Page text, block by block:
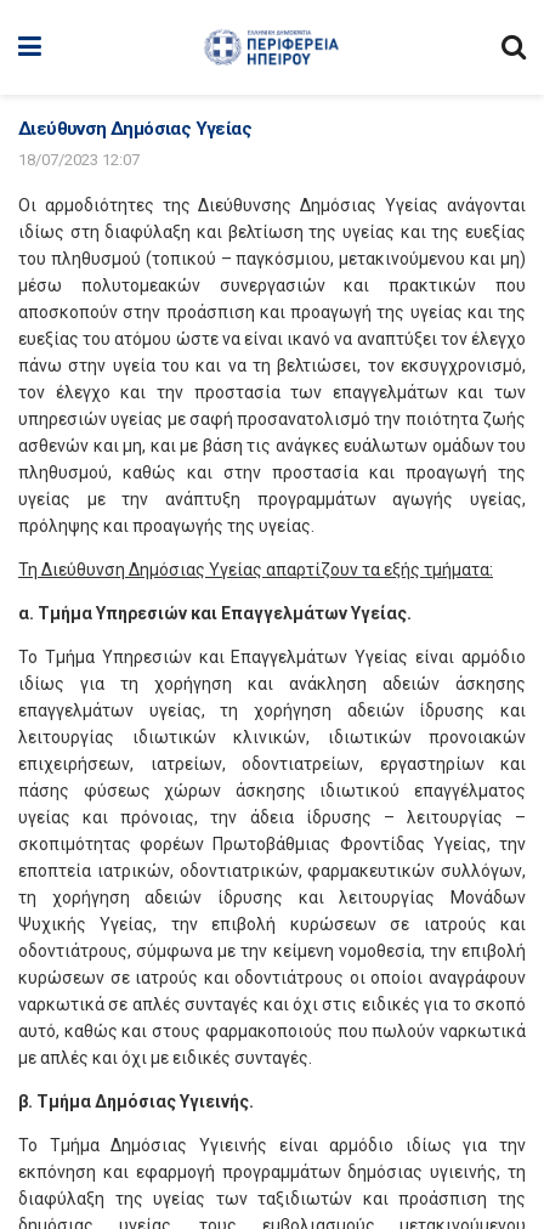
Διεύθυνση Δημόσιας Υγείας
18/07/2023 12:07
Οι αρμοδιότητες της Διεύθυνσης Δημόσιας Υγείας ανάγονται
ιδίως στη διαφύλαξη και βελτίωση της υγείας και της ευεξίας
του πληθυσμού (τοπικού – παγκόσμιου, μετακινούμενου και μη)
μέσω πολυτομεακών συνεργασιών και πρακτικών που
αποσκοπούν στην προάσπιση και προαγωγή της υγείας και της
ευεξίας του ατόμου ώστε να είναι ικανό να αναπτύξει τον έλεγχο
πάνω στην υγεία του και να τη βελτιώσει, τον εκσυγχρονισμό,
τον έλεγχο και την προστασία των επαγγελμάτων και των
υπηρεσιών υγείας με σαφή προσανατολισμό την ποιότητα ζωής
ασθενών και μη, και με βάση τις ανάγκες ευάλωτων ομάδων του
πληθυσμού, καθώς και στην προστασία και προαγωγή της
υγείας με την ανάπτυξη προγραμμάτων αγωγής υγείας,
πρόληψης και προαγωγής της υγείας.
Τη Διεύθυνση Δημόσιας Υγείας απαρτίζουν τα εξής τμήματα:
α. Τμήμα Υπηρεσιών και Επαγγελμάτων Υγείας.
Το Τμήμα Υπηρεσιών και Επαγγελμάτων Υγείας είναι αρμόδιο
ιδίως για τη χορήγηση και ανάκληση αδειών άσκησης
επαγγελμάτων υγείας, τη χορήγηση αδειών ίδρυσης και
λειτουργίας ιδιωτικών κλινικών, ιδιωτικών προνοιακών
επιχειρήσεων, ιατρείων, οδοντιατρείων, εργαστηρίων και
πάσης φύσεως χώρων άσκησης ιδιωτικού επαγγέλματος
υγείας και πρόνοιας, την άδεια ίδρυσης – λειτουργίας –
σκοπιμότητας φορέων Πρωτοβάθμιας Φροντίδας Υγείας, την
εποπτεία ιατρικών, οδοντιατρικών, φαρμακευτικών συλλόγων,
τη χορήγηση αδειών ίδρυσης και λειτουργίας Μονάδων
Ψυχικής Υγείας, την επιβολή κυρώσεων σε ιατρούς και
οδοντιάτρους, σύμφωνα με την κείμενη νομοθεσία, την επιβολή
κυρώσεων σε ιατρούς και οδοντιάτρους οι οποίοι αναγράφουν
ναρκωτικά σε απλές συνταγές και όχι στις ειδικές για το σκοπό
αυτό, καθώς και στους φαρμακοποιούς που πωλούν ναρκωτικά
με απλές και όχι με ειδικές συνταγές.
β. Τμήμα Δημόσιας Υγιεινής.
Το Τμήμα Δημόσιας Υγιεινής είναι αρμόδιο ιδίως για την
εκπόνηση και εφαρμογή προγραμμάτων δημόσιας υγιεινής, τη
διαφύλαξη της υγείας των ταξιδιωτών και προάσπιση της